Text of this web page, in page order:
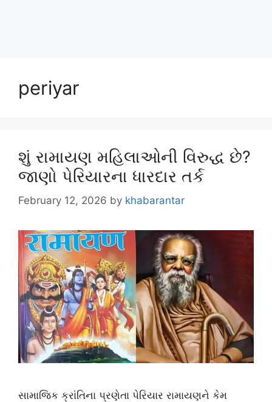
periyar
શું રામાયણ મહિલાઓની વિરુદ્ધ છે?
જાણો પેરિયારના ધારદાર તર્ક
February 12, 2026 by khabarantar
સામાજિક ક્રાંતિના પ્રણેતા પેરિયાર રામાયણને કેમ